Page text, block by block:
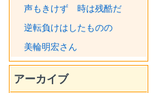
声もきけず 時は残酷だ
逆転負けはしたものの
美輪明宏さん
アーカイブ